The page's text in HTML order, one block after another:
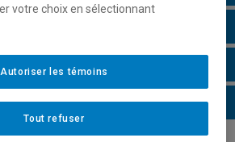
votre choix en sélectionnant
Tout refuser
Autoriser les témoins